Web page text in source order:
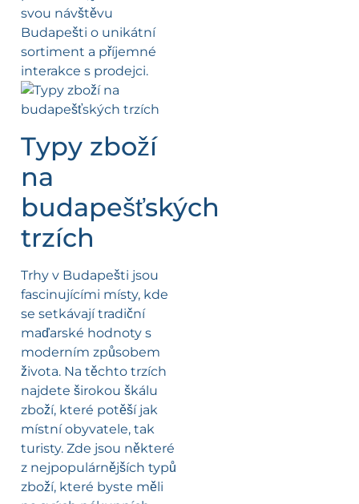
svou návštěvu
Budapešti o unikátní
sortiment a příjemné
interakce s prodejci.
Typy zboží
na
budapešťských
trzích
Trhy v Budapešti jsou
fascinujícími místy, kde
se setkávají tradiční
maďarské hodnoty s
moderním způsobem
života. Na těchto trzích
najdete širokou škálu
zboží, které potěší jak
místní obyvatele, tak
turisty. Zde jsou některé
z nejpopulárnějších typů
zboží, které byste měli